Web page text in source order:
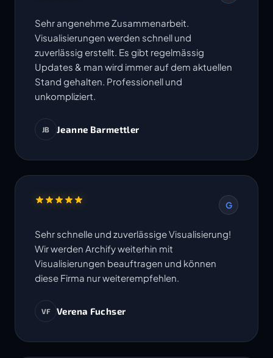
Sehr angenehme Zusammenarbeit.
Visualisierungen werden schnell und
zuverlässig erstellt. Es gibt regelmässig
Updates & man wird immer auf dem aktuellen
Stand gehalten. Professionell und
unkompliziert.
JB Jeanne Barmettler
G
Sehr schnelle und zuverlässige Visualisierung!
Wir werden Archify weiterhin mit
Visualisierungen beauftragen und können
diese Firma nur weiterempfehlen.
VF Verena Fuchser